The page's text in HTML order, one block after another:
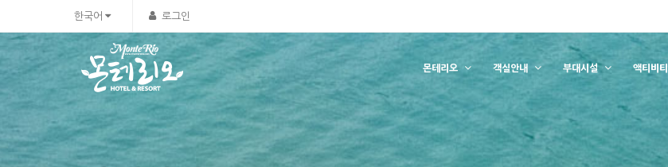
한국어 로그인
몬테리오 객실안내 부대시설 액티비티
Sketchbook5, 스케치북5